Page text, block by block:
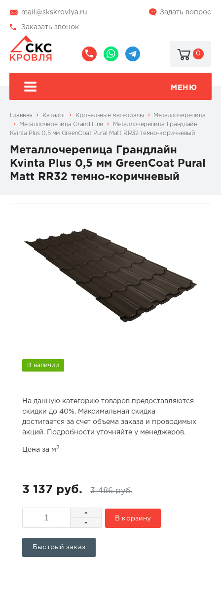
mail@skskrovlya.ru Задать вопрос
Заказать звонок
0
МЕНЮ
Главная Каталог Кровельные материалы
Металлочерепица
Металлочерепица Grand Line
Металлочерепица Грандлайн
Kvinta Plus 0,5 мм GreenCoat Pural Matt RR32 темно-коричневый
Металлочерепица Грандлайн
Kvinta Plus 0,5 мм GreenCoat Pural
Matt RR32 темно-коричневый
В наличии
На данную категорию товаров предоставляются
скидки до 40%. Максимальная скидка
достигается за счет объема заказа и проводимых
акций. Подробности уточняйте у менеджеров.
Цена за м 2
3 137 руб. 3 486 руб.
В корзину
Быстрый заказ